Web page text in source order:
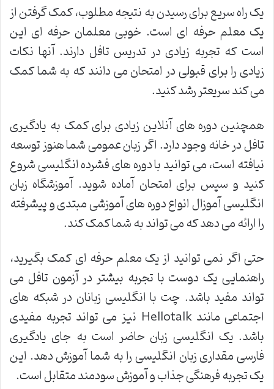
یک راه سریع برای رسیدن به نتیجه مطلوب، کمک گرفتن از
یک معلم حرفه ای است. خوبی معلمان حرفه ای این
است که تجربه زیادی در تدریس تافل دارند. آنها نکات
زیادی را برای قبولی در امتحان می دانند که به شما کمک
می کند سریعتر رشد کنید.
همچنین دوره های آنلاین زیادی برای کمک به یادگیری
تافل در خانه وجود دارد. اگر زبان عمومی شما هنوز توسعه
نیافته است، می توانید با دوره های فشرده انگلیسی شروع
کنید و سپس برای امتحان آماده شوید. آموزشگاه زبان
انگلیسی آموزال انواع دوره های آموزشی مبتدی و پیشرفته
را ارائه می دهد که می تواند به شما کمک کند.
حتی اگر نمی توانید از یک معلم حرفه ای کمک بگیرید،
راهنمایی یک دوست با تجربه بیشتر در آزمون تافل می
تواند مفید باشد. چت با انگلیسی زبانان در شبکه های
اجتماعی مانند Hellotalk نیز می تواند تجربه مفیدی
باشد. یک انگلیسی زبان حاضر است به جای یادگیری
فارسی مقداری زبان انگلیسی را به شما آموزش دهد. این
یک تجربه فرهنگی جذاب و آموزش سودمند متقابل است.